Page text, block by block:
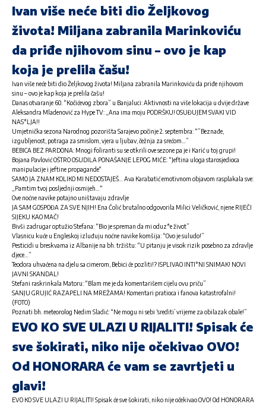
Ivan više neće biti dio Željkovog
života! Miljana zabranila Marinkoviću
da priđe njihovom sinu – ovo je kap
koja je prelila čašu!
Ivan više neće biti dio Željkovog života! Miljana zabranila Marinkoviću da priđe njihovom
sinu – ovo je kap koja je prelila čašu!
Danas otvaranje 60. “Kočićevog zbora” u Banjaluci: Aktivnosti na više lokacija u dvije države
Aleksandra Mladenović za Hype TV: „Ana ima moju PODRŠKU! OSUĐUJEM SVAKI VID
NAS*LJA!!
Umjetnička sezona Narodnog pozorišta Sarajevo počinje 2. septembra: “”Beznađe,
izgubljenost, potraga za smislom, vjera u ljubav, čežnja za srećom…”
BEBICA BEZ PARDONA: Mnogi foliranti su se otkrili ove sezone pa je i Karić u toj grupi!
Bojana Pavlović OŠTRO OSUDILA PONAŠANJE LEPOG MIĆE: “Jeftina uloga starosjedioca
manipulacije i jeftine propagande“
SAMO JA ZNAM KOLIKO MI NEDOSTAJEŠ… Ava Karabatić emotivnom objavom rasplakala sve:
„Pamtim tvoj posljednji osmijeh…“
Ove noćne navike potajno uništavaju zdravlje
JA SAM GOSPOĐA ZA SVE NJIH! Ena Čolić brutalno odgovorila Milici Veličković, njene RIJEČI
SIJEKU KAO MAČ!
Bivši zadrugar optužio Stefana: “Bio je spreman da mi oduz*e život”
Vlasnicu kuće u Engleskoj izluđuju noćne navike komšija: “Ovo je suludo!”
Pesticidi u breskvama iz Albanije na bh. tržištu: “U pitanju je visok rizik posebno za zdravlje
djece…”
Teodora uhvaćena na djelu sa cimerom, Bebici će pozliti!? ISPLIVAO INTI*NI SNIMAK! NOVI
JAVNI SKANDAL!
Stefani raskrinkala Matoru: “Blam me je da komentarišem cijelu ovu priču”
SANJU GRUJIĆ RAZAPELI NA MREŽAMA! Komentari pratioca i fanova katastrofalni!
(FOTO)
Poznati bh. meteorolog Nedim Sladić: “Ne mogu ni sebi ‘srediti’ vrijeme za obilazak obale!”
EVO KO SVE ULAZI U RIJALITI! Spisak će
sve šokirati, niko nije očekivao OVO!
Od HONORARA će vam se zavrtjeti u
glavi!
EVO KO SVE ULAZI U RIJALITI! Spisak će sve šokirati, niko nije očekivao OVO! Od HONORARA